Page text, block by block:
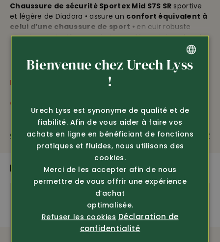
Chaussure de sécurité Sportex Mid S7S SR sportive
et légère de Diadora • assure un confort équivalent à
celui d’une chaussure de sport • en cuir robuste
avec inserts textiles • renforts supplémentaires dans la
zone du talon et des orteils • embout en aluminium •
anti-perforation: semelle K • 100% imperméable grâce à
la membrane • semelle résistante à l’usure et
antidérapante • semelle intermédiaire amortissante
pour un port ultra confortable • lit plantaire
20345:2022
S3 + 100% imperméaple = S7
Les normes en vigueur concernant les chaussures de
sécurité ont été révisées. S7 est la nouvelle
certification pour les chaussures S3 100 %
imperméables.
imperméable
Classe de protection
PLUS D'INFORMATIONS
Classe de protection
Questions sur le produit Recommander
PLUS DE PRODUITS PASSIONNANTS
Inédit
GERMAN
Bienvenue chez Urech Lyss
!
Urech Lyss est synonyme de qualité et de
fiabilité. Afin de vous aider à faire vos
achats en ligne en bénéficiant de fonctions
pratiques et fluides, nous utilisons des
cookies.
Merci de les accepter afin de nous
permettre de vous offrir une expérience
d’achat
optimalisée.
Refuser les cookies Déclaration de
confidentialité